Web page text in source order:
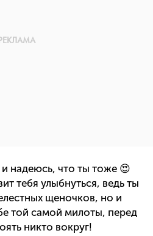
надеюсь, что ты тоже 😍
тебя улыбнуться, ведь ты
щеночков, но и
той самой милоты, перед
никто вокруг!